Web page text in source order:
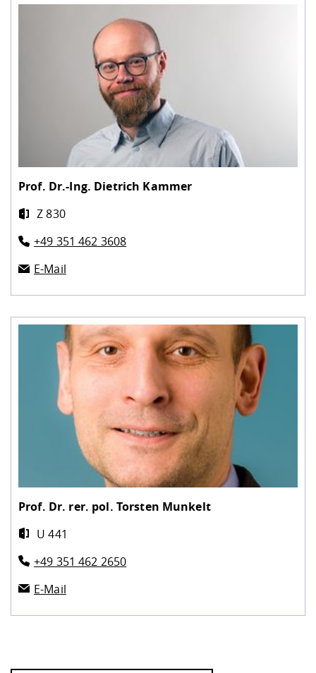
Prof. Dr.-Ing. Dietrich Kammer
Z 830
+49 351 462 3608
E-Mail
Prof. Dr. rer. pol. Torsten Munkelt
U 441
+49 351 462 2650
E-Mail